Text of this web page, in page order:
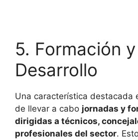
5. Formación y
Desarrollo
Una característica destacada
de llevar a cabo jornadas y
dirigidas a técnicos,
profesionales del sector.